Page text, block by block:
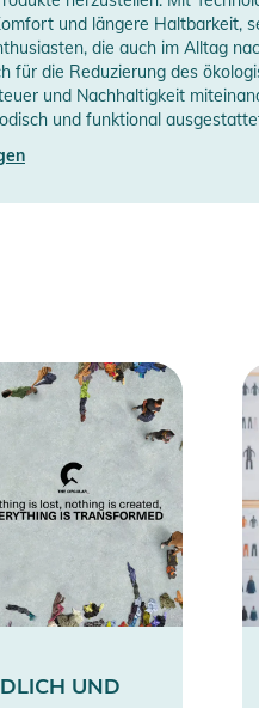
Tasche für den Skipass und
eine Netzinnentasche,
performanceorientierte Jacke,
225 gr/m2 body, 130 gr/m2
YKK® Zipper und Druckknopf-
Zippern
Regulierung
und längere Haltbarkeit,
die auch im Alltag
für die Reduzierung des
und Nachhaltigkeit
und funktional
UND